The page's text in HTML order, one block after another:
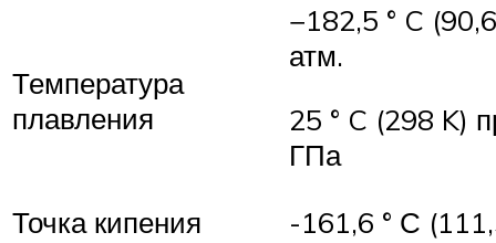
Температура
плавления
−182,5 ° C
атм.
25 ° C (298 K)
ГПа
Точка кипения
-161,6 ° С